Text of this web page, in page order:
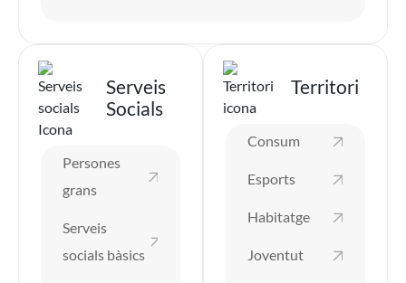
Serveis
Socials
Imatge
Persones
grans
Serveis
socials bàsics
Territori
Imatge
Consum
Esports
Habitatge
Joventut